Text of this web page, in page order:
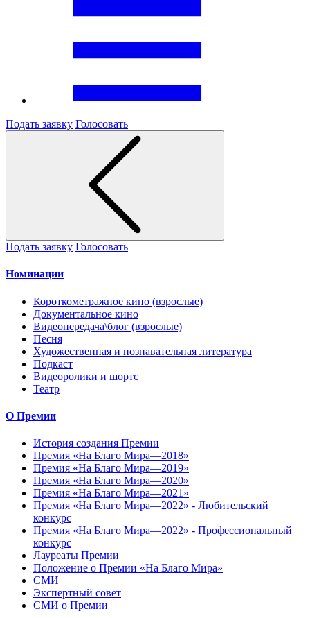
Подать заявку Голосовать
Подать заявку Голосовать
Номинации
Короткометражное кино (взрослые)
Документальное кино
Видеопередача\блог (взрослые)
Песня
Художественная и познавательная литература
Подкаст
Видеоролики и шортс
Театр
О Премии
История создания Премии
Премия «На Благо Мира—2018»
Премия «На Благо Мира—2019»
Премия «На Благо Мира—2020»
Премия «На Благо Мира—2021»
Премия «На Благо Мира—2022» - Любительский
конкурс
Премия «На Благо Мира—2022» - Профессиональный
конкурс
Лауреаты Премии
Положение о Премии «На Благо Мира»
СМИ
Экспертный совет
СМИ о Премии